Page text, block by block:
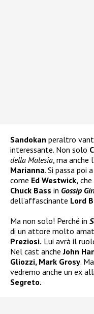
Sandokan peraltro
interessante. Non solo
della Malesia, ma anche
Marianna. Si passa poi
come Ed Westwick,
Chuck Bass in Gossip
dell’affascinante Lord
Ma non solo! Perché in
di un attore molto
Preziosi. Lui avrà il
Nel cast ancheJohn
Gliozzi, Mark Grosy.
vedremo anche un ex
Segreto.